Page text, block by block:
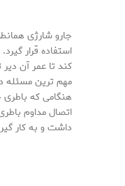
جارو شارژی
استفاده قرار
کند تا عمر آن
مهم ترین مسئله
هنگامی که
اتصال مداوم
داشت و به کار